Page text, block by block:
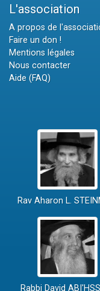
L'association
A propos de
Faire un don !
Mentions légales
Nous contacter
Aide (FAQ)
Rav Aharon L.
Rabbi David